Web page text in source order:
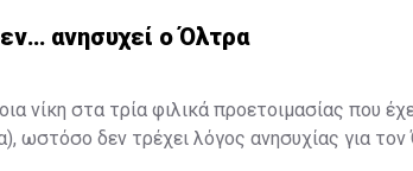
ανησυχεί ο Όλτρα
νίκη στα τρία φιλικά προετοιμασίας που
ωστόσο δεν τρέχει λόγος ανησυχίας για τον